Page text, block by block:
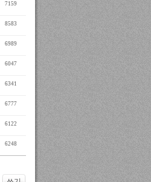
7159
8583
6989
6047
6341
6777
6122
6248